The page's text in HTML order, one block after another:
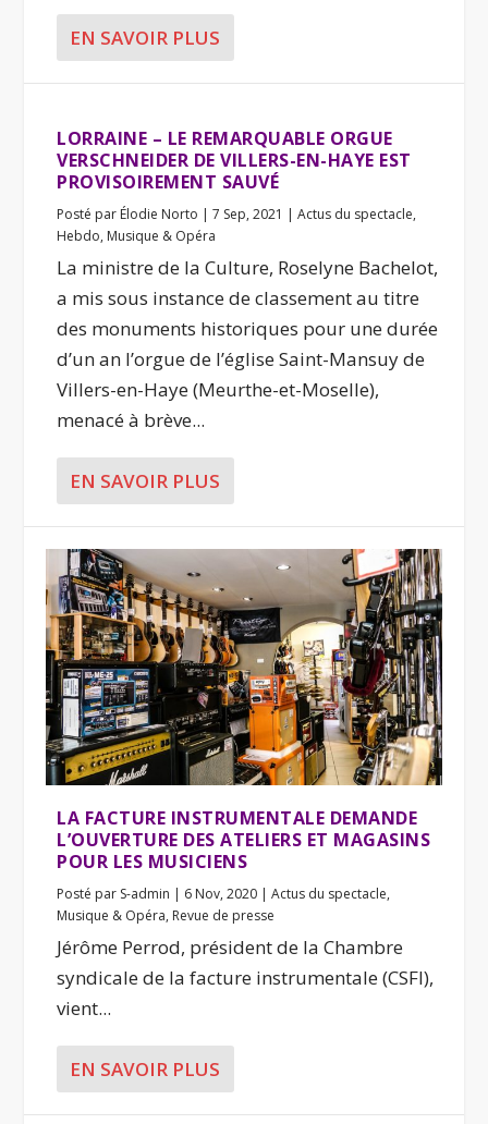
EN SAVOIR PLUS
LORRAINE – LE REMARQUABLE ORGUE
VERSCHNEIDER DE VILLERS-EN-HAYE EST
PROVISOIREMENT SAUVÉ
Posté par Élodie Norto |7 Sep, 2021 |Actus du spectacle,
Hebdo, Musique & Opéra
La ministre de la Culture, Roselyne Bachelot,
a mis sous instance de classement au titre
des monuments historiques pour une durée
d’un an l’orgue de l’église Saint-Mansuy de
Villers-en-Haye (Meurthe-et-Moselle),
menacé à brève...
EN SAVOIR PLUS
LA FACTURE INSTRUMENTALE DEMANDE
L’OUVERTURE DES ATELIERS ET MAGASINS
POUR LES MUSICIENS
Posté par S-admin | 6 Nov, 2020 |Actus du spectacle,
Musique & Opéra, Revue de presse
Jérôme Perrod, président de la Chambre
syndicale de la facture instrumentale (CSFI),
vient...
EN SAVOIR PLUS